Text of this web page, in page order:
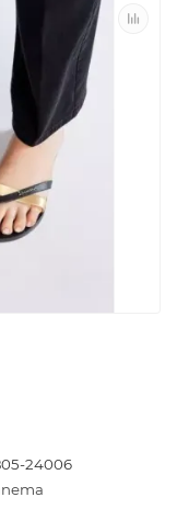
24006